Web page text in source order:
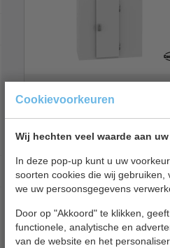
Cookievoorkeuren
Wij hechten veel waarde aan
In deze pop-up kunt u uw
soorten cookies die wij
we uw persoonsgegevens
Door op "Akkoord" te klikken,
functionele, analytische en
van de website en het
smalle insteekmotor 3 tot 5,8
m³ | B136 x D136 x H220 cm |
inhoud 2.7 m³
€
Koelcel bekijken
7489.0405